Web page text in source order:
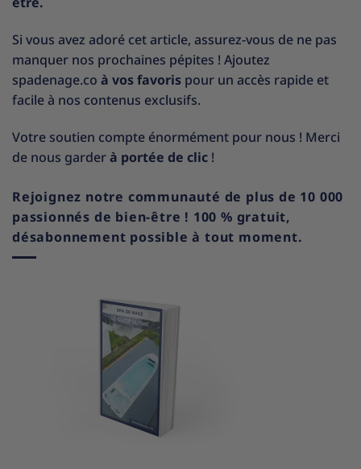
Si vous avez adoré cet article, assurez-vous de ne pas
manquer nos prochaines pépites ! Ajoutez
spadenage.co à vos favoris pour un accès rapide et
facile à nos contenus exclusifs.
Votre soutien compte énormément pour nous ! Merci
de nous garderà portée de clic !
Rejoignez notre communauté de plus de 10 000
passionnés de bien-être ! 100 % gratuit,
désabonnement possible à tout moment.